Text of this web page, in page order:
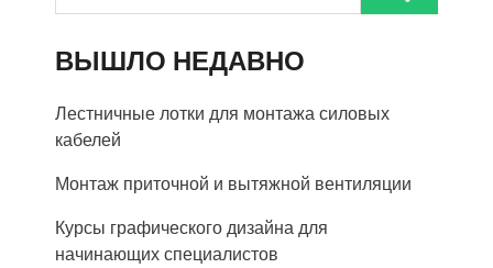
ВЫШЛО НЕДАВНО
Лестничные лотки для монтажа силовых
кабелей
Монтаж приточной и вытяжной вентиляции
Курсы графического дизайна для
начинающих специалистов